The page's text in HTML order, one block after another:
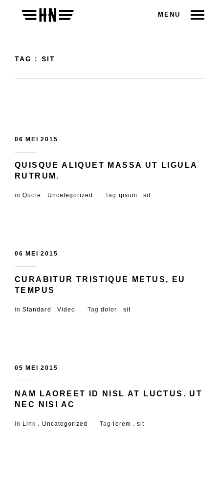
MENU
TAG : SIT
06 MEI 2015
QUISQUE ALIQUET MASSA UT LIGULA
RUTRUM.
in Quote . Uncategorized Tag ipsum . sit
06 MEI 2015
CURABITUR TRISTIQUE METUS, EU
TEMPUS
in Standard . Video Tag dolor . sit
05 MEI 2015
NAM LAOREET ID NISL AT LUCTUS. UT
NEC NISI AC
in Link . Uncategorized Tag lorem . sit